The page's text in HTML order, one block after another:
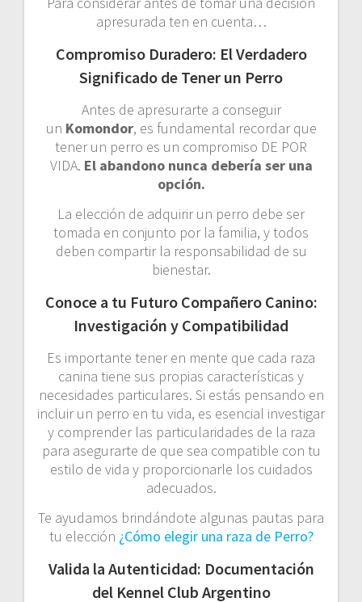
apresurada ten en cuenta…
Compromiso Duradero: El Verdadero
Significado de Tener un Perro
Antes de apresurarte a conseguir
un Komondor, es fundamental recordar que
tener un perro es un compromiso DE POR
VIDA. El abandono nunca debería ser una
opción.
La elección de adquirir un perro debe ser
tomada en conjunto por la familia, y todos
deben compartir la responsabilidad de su
bienestar.
Conoce a tu Futuro Compañero Canino:
Investigación y Compatibilidad
Es importante tener en mente que cada raza
canina tiene sus propias características y
necesidades particulares. Si estás pensando en
incluir un perro en tu vida, es esencial investigar
y comprender las particularidades de la raza
para asegurarte de que sea compatible con tu
estilo de vida y proporcionarle los cuidados
adecuados.
Te ayudamos brindándote algunas pautas para
tu elección ¿Cómo elegir una raza de Perro?
Valida la Autenticidad: Documentación
del Kennel Club Argentino